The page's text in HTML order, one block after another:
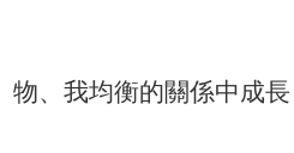
、我均衡的關係中成